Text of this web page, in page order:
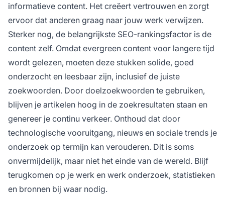
informatieve content. Het creëert vertrouwen en zorgt
ervoor dat anderen graag naar jouw werk verwijzen.
Sterker nog, de belangrijkste SEO-rankingsfactor is de
content zelf. Omdat evergreen content voor langere tijd
wordt gelezen, moeten deze stukken solide, goed
onderzocht en leesbaar zijn, inclusief de juiste
zoekwoorden. Door doelzoekwoorden te gebruiken,
blijven je artikelen hoog in de zoekresultaten staan en
genereer je continu verkeer. Onthoud dat door
technologische vooruitgang, nieuws en sociale trends je
onderzoek op termijn kan verouderen. Dit is soms
onvermijdelijk, maar niet het einde van de wereld. Blijf
terugkomen op je werk en werk onderzoek, statistieken
en bronnen bij waar nodig.